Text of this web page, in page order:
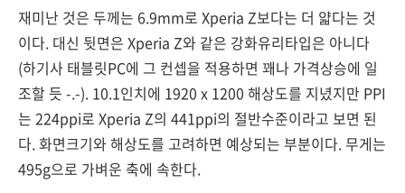
재미난 것은 두께는 6.9mm로 Xperia Z보다는 더 얇다는 것
이다. 대신 뒷면은 Xperia Z와 같은 강화유리타입은 아니다
(하기사 태블릿PC에 그 컨셉을 적용하면 꽤나 가격상승에 일
조할 듯 -.-). 10.1인치에 1920 x 1200 해상도를 지녔지만 PPI
는 224ppi로 Xperia Z의 441ppi의 절반수준이라고 보면 된
다. 화면크기와 해상도를 고려하면 예상되는 부분이다. 무게는
495g으로 가벼운 축에 속한다.